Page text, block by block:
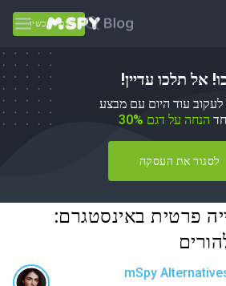
נסה עכשיו
אל תלכו עדיין!
לעקוב עוד היום עם מבצע
הנחה על דגם 30%
לסגור את העסקה
פרטית באינסטגרם:
mSpy